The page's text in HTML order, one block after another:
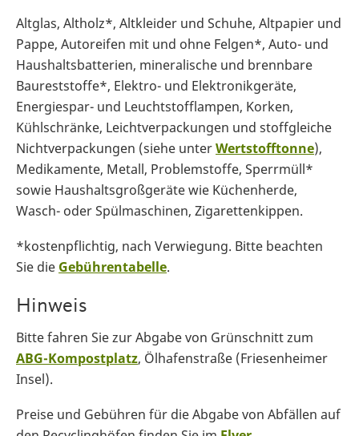
Altglas, Altholz*, Altkleider und Schuhe, Altpapier und
Pappe, Autoreifen mit und ohne Felgen*, Auto- und
Haushaltsbatterien, mineralische und brennbare
Baureststoffe*, Elektro- und Elektronikgeräte,
Energiespar- und Leuchtstofflampen, Korken,
Kühlschränke, Leichtverpackungen und stoffgleiche
Nichtverpackungen (siehe unterWertstofftonne),
Medikamente, Metall, Problemstoffe, Sperrmüll*
sowie Haushaltsgroßgeräte wie Küchenherde,
Wasch- oder Spülmaschinen, Zigarettenkippen.
*kostenpflichtig, nach Verwiegung. Bitte beachten
Sie die Gebührentabelle.
Hinweis
Bitte fahren Sie zur Abgabe von Grünschnitt zum
ABG-Kompostplatz, Ölhafenstraße (Friesenheimer
Insel).
Preise und Gebühren für die Abgabe von Abfällen auf